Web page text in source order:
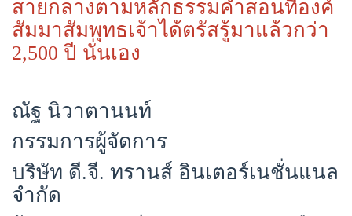
สายกลางตามหลักธรรมคำสอนที่องค์
สัมมาสัมพุทธเจ้าได้ตรัสรู้มาแล้วกว่า
2,500 ปี นั่นเอง
ณัฐ นิวาตานนท์
กรรมการผู้จัดการ
บริษัท ดี.จี. ทรานส์ อินเตอร์เนชั่นแนล
จำกัด